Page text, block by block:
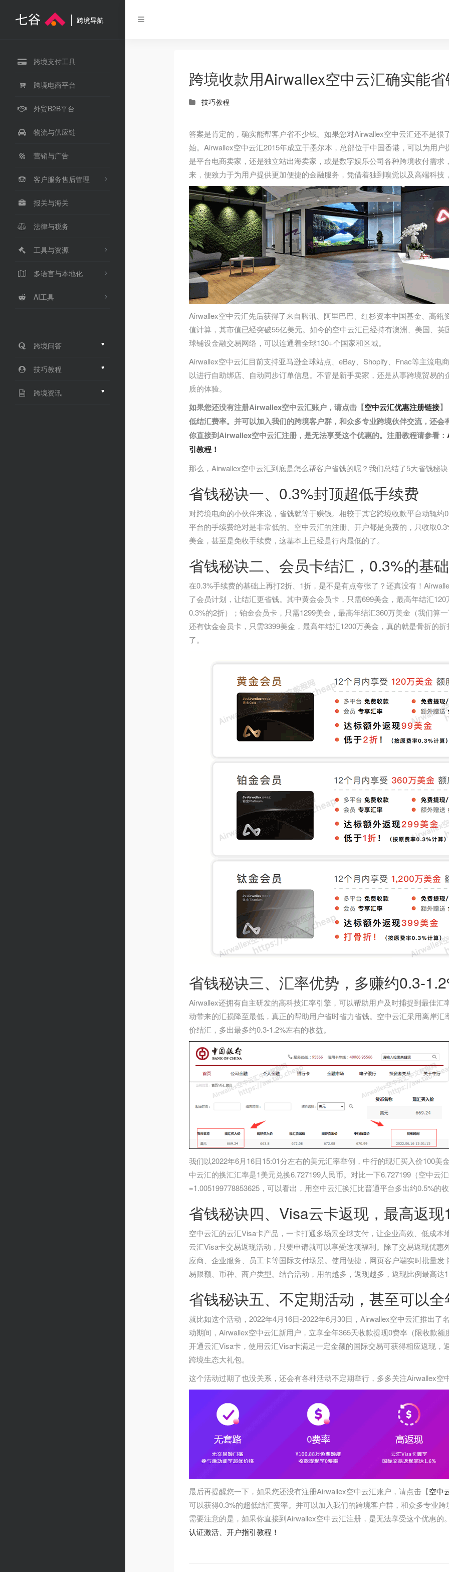
跨境支付工具
跨境电商平台
外贸B2B平台
物流与供应链
营销与广告
客户服务售后管理
报关与海关
法律与税务
工具与资源
多语言与本地化
AI工具
跨境问答 ♥
技巧教程 ♥
跨境资讯 ♥
跨境收款用Airwallex空中云汇确实能
技巧教程
答案是肯定的，确实能帮客户省不少钱。如果您对Airwallex空中云汇还不是
始。Airwallex空中云汇2015年成立于墨尔本，总部位于中国香港，可以为用户
是平台电商卖家，还是独立站出海卖家，或是数字娱乐公司各种跨境收付需
来，便致力于为用户提供更加便捷的金融服务，凭借着独到嗅觉以及高端科
Airwallex空中云汇先后获得了来自腾讯、阿里巴巴、红杉资本中国基金、高
值计算，其市值已经突破55亿美元。如今的空中云汇已经持有澳洲、美国、
球铺设金融交易网络，可以连通着全球130+个国家和区域。
Airwallex空中云汇目前支持亚马逊全球站点、eBay、Shopify、Fnac等主流电
以进行自助绑店、自动同步订单信息。不管是新手卖家，还是从事跨境贸易
质的体验。
如果您还没有注册Airwallex空中云汇账户，请点击【空中云汇优惠注册链接】
低结汇费率。并可以加入我们的跨境客户群，和众多专业跨境伙伴交流，还
你直接到Airwallex空中云汇注册，是无法享受这个优惠的。注册教程请参看：
引教程！
那么，Airwallex空中云汇到底是怎么帮客户省钱的呢？我们总结了5大省钱秘
省钱秘诀一、0.3%封顶超低手续费
对跨境电商的小伙伴来说，省钱就等于赚钱。相较于其它跨境收款平台动辄
平台的手续费绝对是非常低的。空中云汇的注册、开户都是免费的，只收取
美金，甚至是免收手续费，这基本上已经是行内最低的了。
省钱秘诀二、会员卡结汇，0.3%的基
在0.3%手续费的基础上再打2折、1折，是不是有点夸张了？还真没有！
了会员计划，让结汇更省钱。其中黄金会员卡，只需699美金，最高年结汇
0.3%的2折）；铂金会员卡，只需1299美金，最高年结汇360万美金（我们算
还有钛金会员卡，只需3399美金，最高年结汇1200万美金，真的就是骨折的
了。
省钱秘诀三、汇率优势，多赚约0.3-
Airwallex还拥有自主研发的高科技汇率引擎，可以帮助用户及时捕捉到最佳
动带来的汇损降至最低，真正的帮助用户省时省力省钱。空中云汇采用离岸
价结汇，多出最多约0.3-1.2%左右的收益。
我们以2022年6月16日15:01分左右的美元汇率举例，中行的现汇买入价100美
中云汇的换汇汇率是1美元兑换6.727199人民币。对比一下6.727199（空中云
=1.005199778853625，可以看出，用空中云汇换汇比普通平台多出约0.5%的
省钱秘诀四、Visa云卡返现，最高返现
空中云汇的云汇Visa卡产品，一卡打通多场景全球支付，让企业高效、低成
云汇Visa卡交易返现活动，只要申请就可以享受这项福利。除了交易返现优
应商、企业服务、员工卡等国际支付场景。使用便捷，网页客户端实时批量
易限额、币种、商户类型。结合活动，用的越多，返现越多，返现比例最高达
省钱秘诀五、不定期活动，甚至可以
就比如这个活动，2022年4月16日-2022年6月30日，Airwallex空中云汇推出了
动期间，Airwallex空中云汇新用户，立享全年365天收款提现0费率（限收款
开通云汇Visa卡，使用云汇Visa卡满足一定金额的国际交易可获得相应返现，
跨境生态大礼包。
这个活动过期了也没关系，还会有各种活动不定期举行，多多关注Airwallex空
最后再提醒您一下，如果您还没有注册Airwallex空中云汇账户，请点击【空中
可以获得0.3%的超低结汇费率。并可以加入我们的跨境客户群，和众多专业
需要注意的是，如果你直接到Airwallex空中云汇注册，是无法享受这个优惠的
认证激活、开户指引教程！